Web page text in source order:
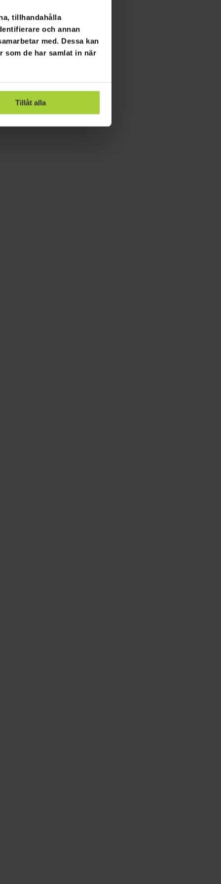
tillhandahålla
och annan
med. Dessa kan
som de har samlat in när
Tillåt alla